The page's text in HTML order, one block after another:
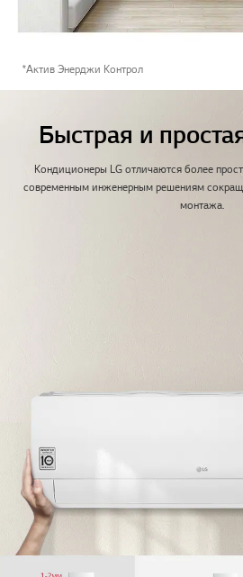
*Актив Энерджи Контрол
Быстрая и
Кондиционеры LG отличаются более
современным инженерным решениям
монтажа.